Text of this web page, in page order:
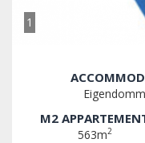
1
M2
563m2